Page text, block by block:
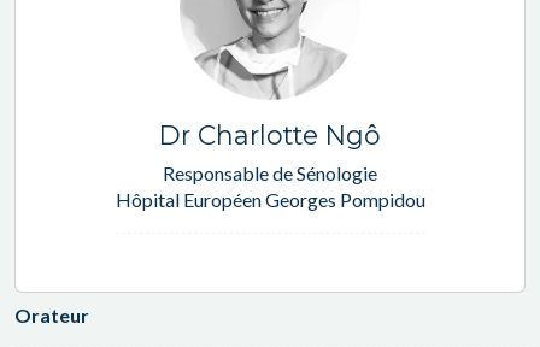
Dr Charlotte Ngô
Responsable de Sénologie
Hôpital Européen Georges Pompidou
Orateur